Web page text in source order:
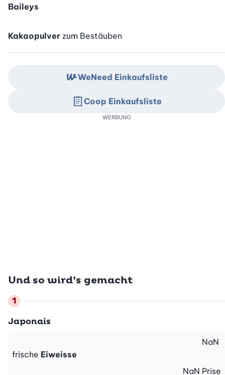
Baileys
Kakaopulver zum Bestäuben
Und so wird’s gemacht
Japonais
frische Eiweisse
NaN
NaN Prise
WeNeed Einkaufsliste
Coop Einkaufsliste
WERBUNG